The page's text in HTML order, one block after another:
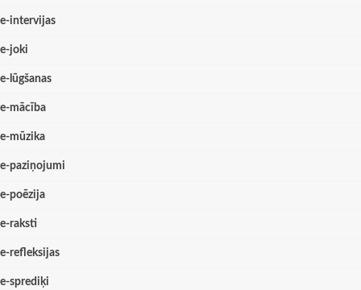
e-intervijas
e-joki
e-lūgšanas
e-mācība
e-mūzika
e-paziņojumi
e-poēzija
e-raksti
e-refleksijas
e-sprediķi